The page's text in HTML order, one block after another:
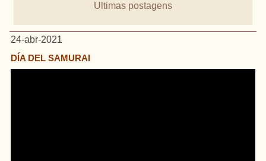
Ultimas postagens
24-abr-2021
DÍA DEL SAMURAI